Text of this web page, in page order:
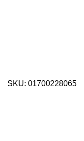
SKU: 01700228065